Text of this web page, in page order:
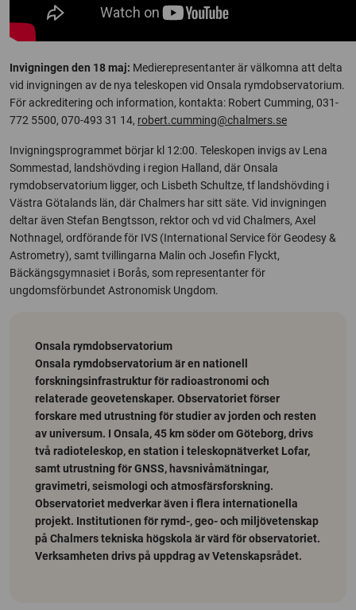
Invigningen den 18 maj: Medierepresentanter är välkomna att delta
vid invigningen av de nya teleskopen vid Onsala rymdobservatorium.
För ackreditering och information, kontakta: Robert Cumming, 031-
772 5500, 070-493 31 14, robert.cumming@chalmers.se
Invigningsprogrammet börjar kl 12:00. Teleskopen invigs av Lena
Sommestad, landshövding i region Halland, där Onsala
rymdobservatorium ligger, och Lisbeth Schultze, tf landshövding i
Västra Götalands län, där Chalmers har sitt säte. Vid invigningen
deltar även Stefan Bengtsson, rektor och vd vid Chalmers, Axel
Nothnagel, ordförande för IVS (International Service för Geodesy &
Astrometry), samt tvillingarna Malin och Josefin Flyckt,
Bäckängsgymnasiet i Borås, som representanter för
ungdomsförbundet Astronomisk Ungdom.
Onsala rymdobservatorium
Onsala rymdobservatorium är en nationell
forskningsinfrastruktur för radioastronomi och
relaterade geovetenskaper. Observatoriet förser
forskare med utrustning för studier av jorden och resten
av universum. I Onsala, 45 km söder om Göteborg, drivs
två radioteleskop, en station i teleskopnätverket Lofar,
samt utrustning för GNSS, havsnivåmätningar,
gravimetri, seismologi och atmosfärsforskning.
Observatoriet medverkar även i flera internationella
projekt. Institutionen för rymd-, geo- och miljövetenskap
på Chalmers tekniska högskola är värd för observatoriet.
Verksamheten drivs på uppdrag av Vetenskapsrådet.